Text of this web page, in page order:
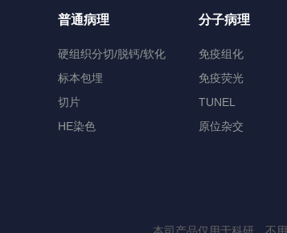
普通病理
硬组织分切/脱钙/软化
标本包埋
切片
HE染色
分子病理
免疫组化
免疫荧光
TUNEL
原位杂交